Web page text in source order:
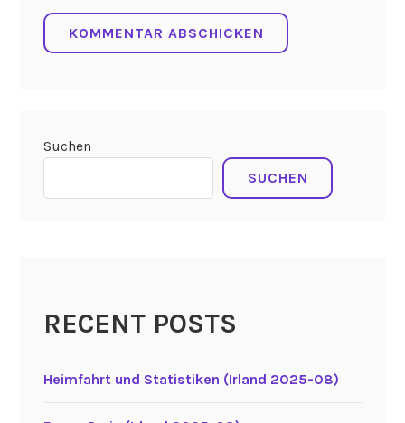
Suchen
SUCHEN
RECENT POSTS
Heimfahrt und Statistiken (Irland 2025-08)